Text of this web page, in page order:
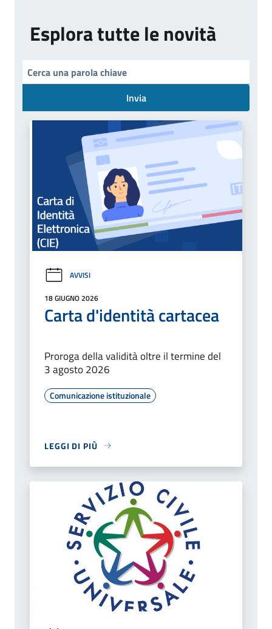
Esplora tutte le novità
Invia
AVVISI
18 GIUGNO 2026
Carta d'identità cartacea
Proroga della validità oltre il termine del
3 agosto 2026
Comunicazione istituzionale
LEGGI DI PIÙ